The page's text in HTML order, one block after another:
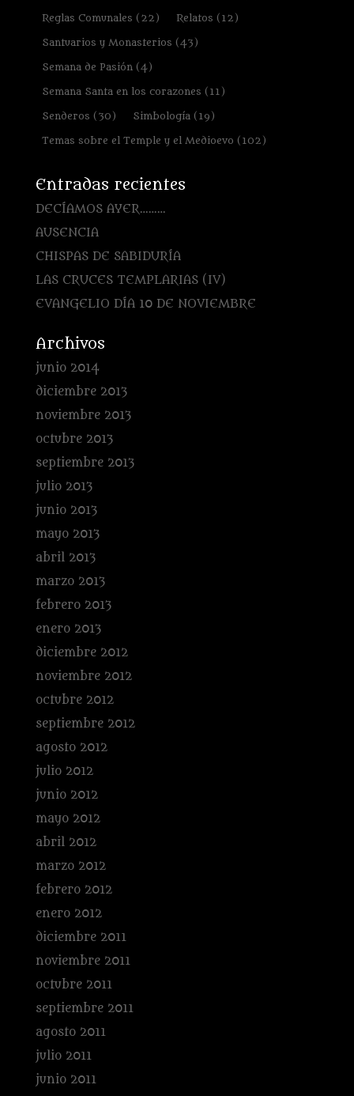
Reglas Comunales (22) Relatos (12)
Santuarios y Monasterios (43)
Semana de Pasión(4)
Semana Santa en los corazones (11)
Senderos (30) Simbología(19)
Temas sobre el Temple y el Medioevo (102)
Entradas recientes
DECÍAMOS AYER………
AUSENCIA
CHISPAS DE SABIDURÍA
LAS CRUCES TEMPLARIAS (IV)
EVANGELIO DÍA 10 DE NOVIEMBRE
Archivos
junio 2014
diciembre 2013
noviembre 2013
octubre 2013
septiembre 2013
julio 2013
junio 2013
mayo 2013
abril 2013
marzo 2013
febrero 2013
enero 2013
diciembre 2012
noviembre 2012
octubre 2012
septiembre 2012
agosto 2012
julio 2012
junio 2012
mayo 2012
abril 2012
marzo 2012
febrero 2012
enero 2012
diciembre 2011
noviembre 2011
octubre 2011
septiembre 2011
agosto 2011
julio 2011
junio 2011